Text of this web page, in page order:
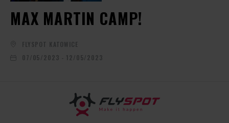
MAX MARTIN CAMP!
FLYSPOT KATOWICE
07/05/2023 - 12/05/2023